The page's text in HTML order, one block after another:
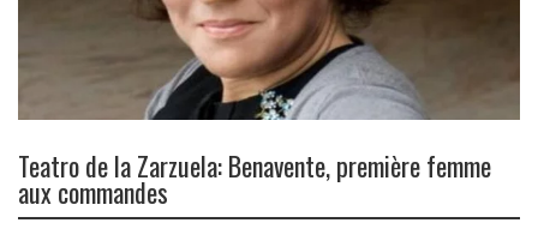
Teatro de la Zarzuela: Benavente, première femme
aux commandes